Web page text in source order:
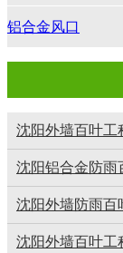
铝合金风口
沈阳外墙百叶工
沈阳铝合金防雨
沈阳外墙防雨百
沈阳外墙百叶工